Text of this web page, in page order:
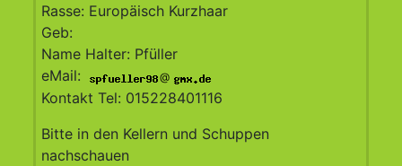
Rasse: Europäisch Kurzhaar
Geb:
Name Halter: Pfüller
eMail:
@
Kontakt Tel: 015228401116
Bitte in den Kellern und Schuppen
nachschauen